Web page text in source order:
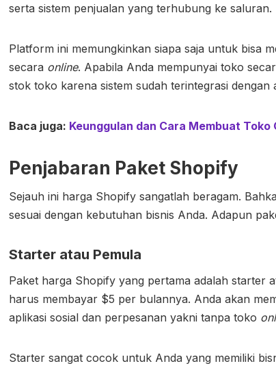
serta sistem penjualan yang terhubung ke saluran.
Platform ini memungkinkan siapa saja untuk bisa
secara online. Apabila Anda mempunyai toko
stok toko karena sistem sudah terintegrasi dengan
Baca juga: Keunggulan dan Cara Membuat Toko
Penjabaran Paket Shopify
Sejauh ini harga Shopify sangatlah beragam.
sesuai dengan kebutuhan bisnis Anda. Adapun
Starter atau Pemula
Paket harga Shopify yang pertama adalah starter
harus membayar $5 per bulannya. Anda akan
aplikasi sosial dan perpesanan yakni tanpa toko
Starter sangat cocok untuk Anda yang memiliki